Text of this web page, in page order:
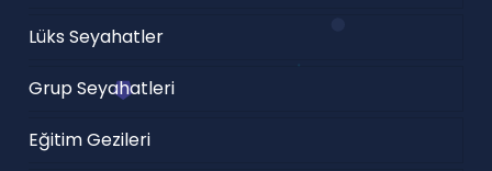
Lüks Seyahatler
Grup Seyahatleri
Eğitim Gezileri